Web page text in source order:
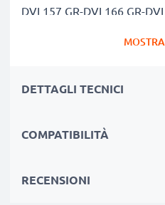
DVL157 GR-DVL166 GR-
DVL500 GR-DVL507 GR-
DVL567 GR-DVL600 GR-
DETTAGLI TECNICI
COMPATIBILITÀ
RECENSIONI